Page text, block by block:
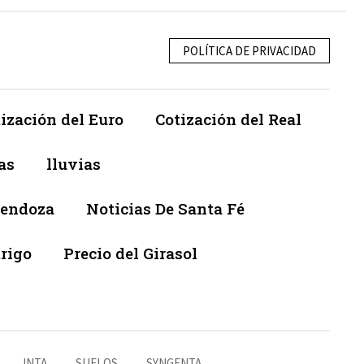
POLÍTICA DE PRIVACIDAD
del Euro Cotización del Real
lluvias
Noticias De Santa Fé
Precio del Girasol